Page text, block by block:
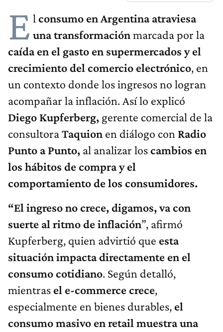
E l consumo en Argentina atraviesa
una transformaciónmarcada por la
caída en el gasto en supermercados y el
crecimiento del comercio electrónico, en
un contexto donde los ingresos no logran
acompañar la inflación. Así lo explicó
Diego Kupferberg, gerente comercial de la
consultoraTaquion en diálogo con Radio
Punto a Punto, al analizar loscambios en
los hábitos de compra y el
comportamiento de los consumidores.
“El ingreso no crece, digamos, va con
suerte al ritmo de inflación”, afirmó
Kupferberg, quien advirtió que esta
situación impacta directamente en el
consumo cotidiano. Según detalló,
mientras el e-commerce crece,
especialmente en bienes durables, el
consumo masivo en retail muestra una